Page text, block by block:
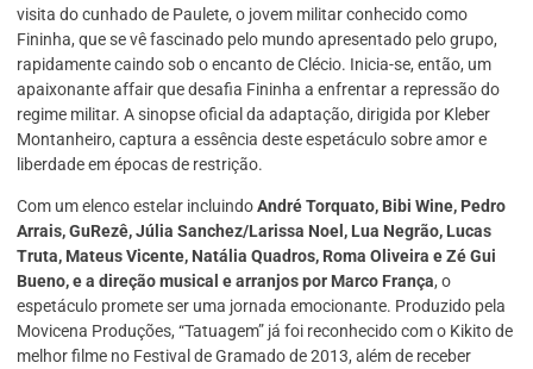
visita do cunhado de Paulete, o jovem militar conhecido como
Fininha, que se vê fascinado pelo mundo apresentado pelo grupo,
rapidamente caindo sob o encanto de Clécio. Inicia-se, então, um
apaixonante affair que desafia Fininha a enfrentar a repressão do
regime militar. A sinopse oficial da adaptação, dirigida por Kleber
Montanheiro, captura a essência deste espetáculo sobre amor e
liberdade em épocas de restrição.
Com um elenco estelar incluindoAndré Torquato, Bibi Wine, Pedro
Arrais, GuRezê, Júlia Sanchez/Larissa Noel, Lua Negrão, Lucas
Truta, Mateus Vicente, Natália Quadros, Roma Oliveira e Zé Gui
Bueno, e a direção musical e arranjos por Marco França, o
espetáculo promete ser uma jornada emocionante. Produzido pela
Movicena Produções, “Tatuagem” já foi reconhecido com o Kikito de
melhor filme no Festival de Gramado de 2013, além de receber